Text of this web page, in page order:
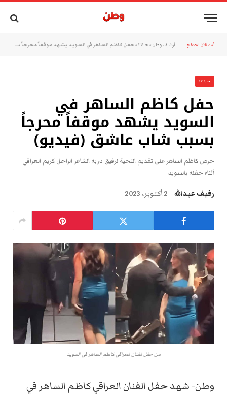
أنت الآن تتصفح: أرشيف وطن »حياتنا »حفل كاظم الساهر في السويد يشهد موقفاً محرجاً بسبب شاب عاشق (فيديو)
حياتنا
حفل كاظم الساهر في
السويد يشهد موقفاً محرجاً
بسبب شاب عاشق (فيديو)
حرص كاظم الساهر على تقديم التحية لرفيق دربه الشاعر الراحل كريم العراقي
أثناء حفله بالسويد
رفيف عبدالله 2 أكتوبر، 2023
من حفل الفنان العراقي كاظم الساهر في السويد
وطن- شهد حفل الفنان العراقي كاظم الساهر في